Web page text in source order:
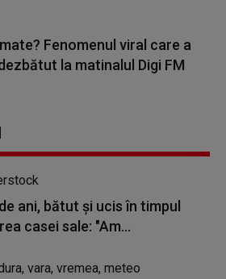
Fenomenul viral care a
la matinalul Digi FM
ani, bătut și ucis în timpul
casei sale: "Am...